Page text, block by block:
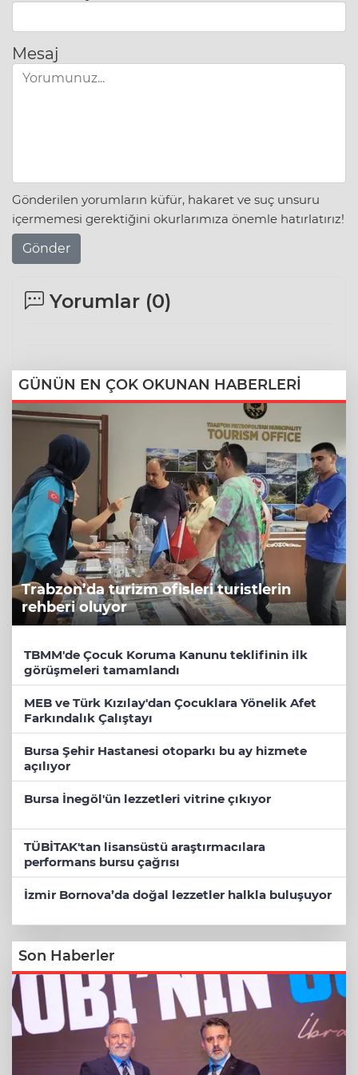
Mesaj
Gönderilen yorumların küfür, hakaret ve suç unsuru
içermemesi gerektiğini okurlarımıza önemle hatırlatırız!
Gönder
Yorumlar (0)
GÜNÜN EN ÇOK OKUNAN HABERLERİ
Trabzon’da turizm ofisleri turistlerin
rehberi oluyor
TBMM'de Çocuk Koruma Kanunu teklifinin ilk
görüşmeleri tamamlandı
MEB ve Türk Kızılay'dan Çocuklara Yönelik Afet
Farkındalık Çalıştayı
Bursa Şehir Hastanesi otoparkı bu ay hizmete
açılıyor
Bursa İnegöl'ün lezzetleri vitrine çıkıyor
TÜBİTAK'tan lisansüstü araştırmacılara
performans bursu çağrısı
İzmir Bornova’da doğal lezzetler halkla buluşuyor
Son Haberler